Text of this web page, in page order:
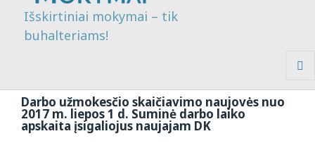
Išskirtiniai mokymai – tik
buhalteriams!
Darbo užmokesčio skaičiavimo naujovės nuo
2017 m. liepos 1 d. Suminė darbo laiko
apskaita įsigaliojus naujajam DK